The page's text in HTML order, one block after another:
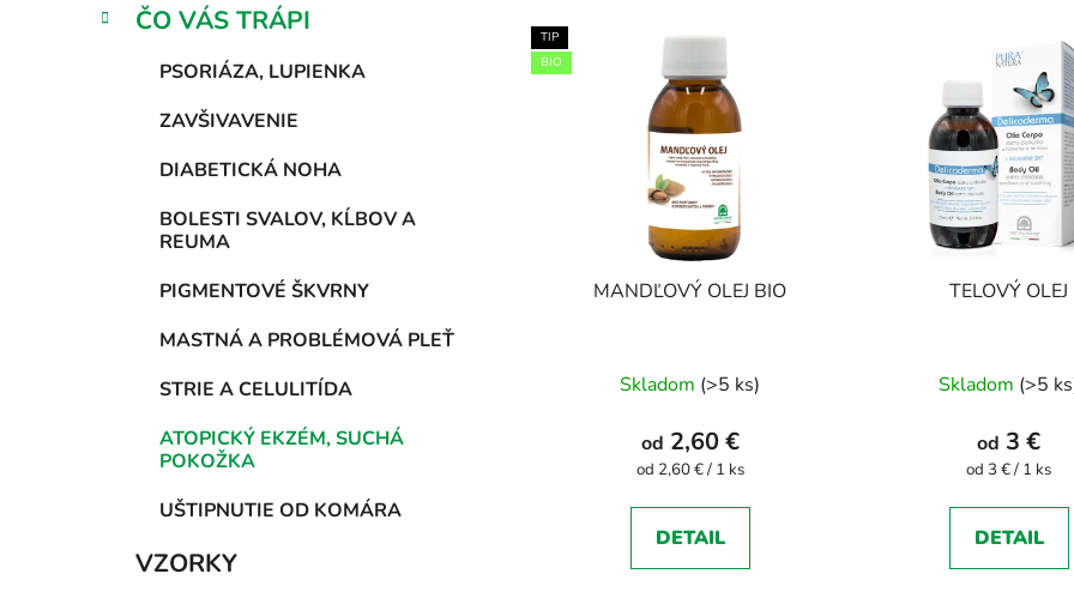
a
i
ČO VÁS TRÁPI
PSORIÁZA, LUPIENKA
ZAVŠIVAVENIE
DIABETICKÁ NOHA
BOLESTI SVALOV, KĹBOV A
REUMA
PIGMENTOVÉ ŠKVRNY
MASTNÁ A PROBLÉMOVÁ PLEŤ
STRIE A CELULITÍDA
ATOPICKÝ EKZÉM, SUCHÁ
POKOŽKA
UŠTIPNUTIE OD KOMÁRA
VZORKY
V
ý
TIP
BIO
MANDĽOVÝ OLEJ BIO
hodnotenie
produktu
je
z
Skladom (>5 ks)
od 2,60 €
Jednotková
od 2,60 € / 1 ks
DETAIL
TELOVÝ OLEJ
Skladom (>5
od 3 €
Jednotková
od 3 € / 1 ks
DETAIL